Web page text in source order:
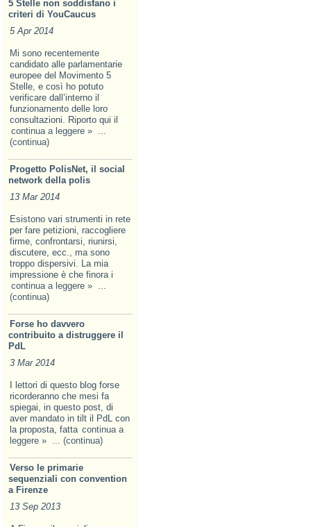
5 Stelle non soddisfano i
criteri di YouCaucus
5 Apr 2014
Mi sono recentemente
candidato alle parlamentarie
europee del Movimento 5
Stelle, e così ho potuto
verificare dall’interno il
funzionamento delle loro
consultazioni. Riporto qui il
continua a leggere » ...
(continua)
Progetto PolisNet, il social
network della polis
13 Mar 2014
Esistono vari strumenti in rete
per fare petizioni, raccogliere
firme, confrontarsi, riunirsi,
discutere, ecc., ma sono
troppo dispersivi. La mia
impressione è che finora i
continua a leggere » ...
(continua)
Forse ho davvero
contribuito a distruggere il
PdL
3 Mar 2014
I lettori di questo blog forse
ricorderanno che mesi fa
spiegai, in questo post, di
aver mandato in tilt il PdL con
la proposta, fatta continua a
leggere » ... (continua)
Verso le primarie
sequenziali con convention
a Firenze
13 Sep 2013